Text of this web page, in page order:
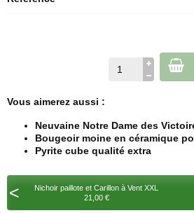
Vous aimerez aussi :
Neuvaine Notre Dame des
Bougeoir moine en céramique
Pyrite cube qualité extra
<
Nichoir paillote et Carillon à Vent XXL
21,00 €